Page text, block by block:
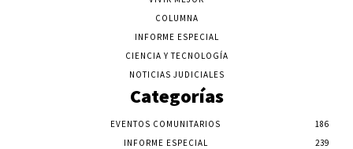
COLUMNA
INFORME ESPECIAL
CIENCIA Y TECNOLOGÍA
NOTICIAS JUDICIALES
Categorías
EVENTOS COMUNITARIOS
186
INFORME ESPECIAL
239